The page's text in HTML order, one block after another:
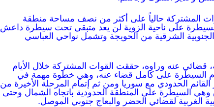
المشتركة حالياً على أكثر من نصف مساحة منطقة
السيطرة على ناحية الزوية لن يعد متبقي تحت سيطرة داعش
الشرقية من الحويجة وتشمل نواحي العباسي
قضائي عنه وراوه، حققت القوات المشتركة خلال الأيام
السيطرة على كامل قضاء عنه، وهي خطوة مهمة في
الحدودي مع سوريا ومن ثم إتمام المرحلة الأخيرة من
وهي السيطرة على المنطقة الحدودية باتجاه الشمال وحتى
الغربية لقضائي الحضر والبعاج جنوبي الموصل.